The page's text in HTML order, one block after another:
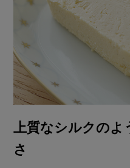
上質なシルクのよ
さ